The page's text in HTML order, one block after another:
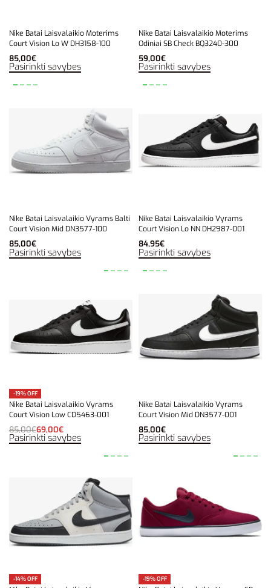
Nike Batai Laisvalaikio Moterims
Court Vision Lo W DH3158-100
85,00€
Pasirinkti savybes
Nike Batai Laisvalaikio Moterims
Odiniai SB Check BQ3240-300
59,00€
Pasirinkti savybes
Nike Batai Laisvalaikio Vyrams Balti
Court Vision Mid DN3577-100
85,00€
Pasirinkti savybes
Nike Batai Laisvalaikio Vyrams
Court Vision Lo NN DH2987-001
84,95€
Pasirinkti savybes
-19% OFF
Nike Batai Laisvalaikio Vyrams
Court Vision Low CD5463-001
85,00€69,00€
Pasirinkti savybes
Nike Batai Laisvalaikio Vyrams
Court Vision Mid DN3577-001
85,00€
Pasirinkti savybes
-14% OFF -19% OFF